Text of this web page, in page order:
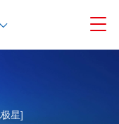

星]